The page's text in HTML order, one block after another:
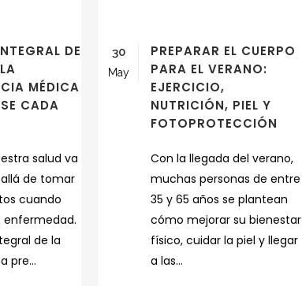
DE
MÉDICA
CADA
salud va
de tomar
cuando
enfermedad.
de la
pre...
30
May
PREPARAR EL CUERPO
PARA EL VERANO:
EJERCICIO,
NUTRICIÓN, PIEL Y
FOTOPROTECCIÓN
Con la llegada del verano,
muchas personas de entre
35 y 65 años se plantean
cómo mejorar su bienestar
físico, cuidar la piel y llegar
a las...